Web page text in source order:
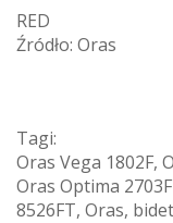
RED
Źródło: Oras
Tagi:
Oras Vega 1802F,
Oras Optima
8526FT, Oras,